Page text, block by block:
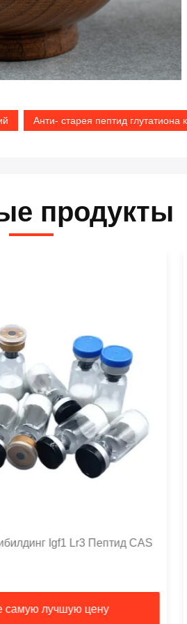
Анти- старея пептид глутатиона
продукты
Igf1 Lr3 Пептид CAS
самую лучшую цену